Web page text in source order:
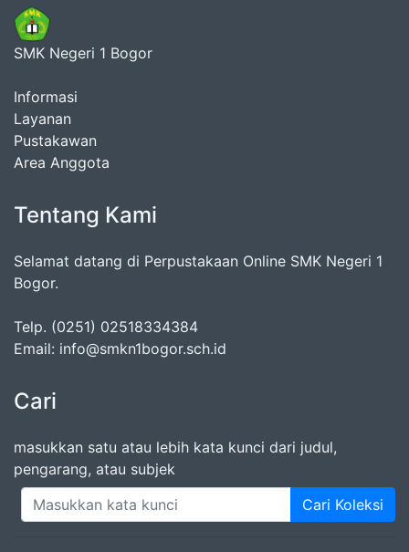
SMK Negeri 1 Bogor
Informasi
Layanan
Pustakawan
Area Anggota
Tentang Kami
Selamat datang di Perpustakaan Online SMK Negeri 1
Bogor.
Telp. (0251) 02518334384
Email: info@smkn1bogor.sch.id
Cari
masukkan satu atau lebih kata kunci dari judul,
pengarang, atau subjek
Cari Koleksi